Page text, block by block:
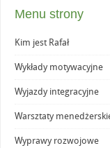
Menu strony
Kim jest Rafał
Wykłady motywacyjne
Wyjazdy integracyjne
Warsztaty
Wyprawy rozwojowe